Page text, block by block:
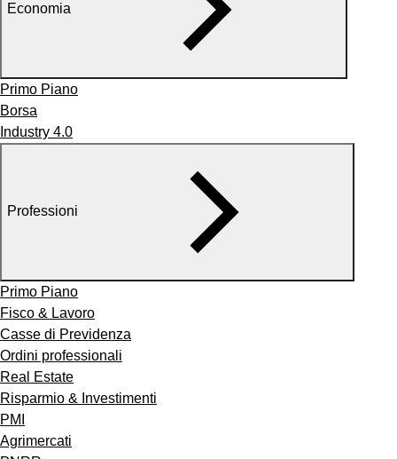
Economia
Primo Piano
Borsa
Industry 4.0
Professioni
Primo Piano
Fisco & Lavoro
Casse di Previdenza
Ordini professionali
Real Estate
Risparmio & Investimenti
PMI
Agrimercati